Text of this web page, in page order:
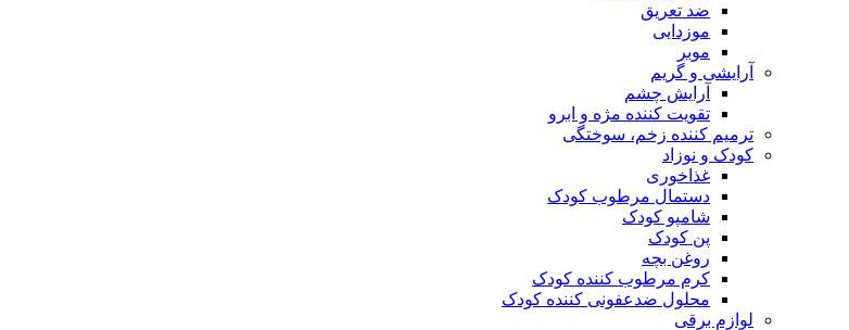
ضد تعریق
موزدایی
موبر
آرایشی و گریم
آرایش چشم
تقویت کننده مژه و ابرو
ترمیم کننده زخم، سوختگی
کودک و نوزاد
غذاخوری
دستمال مرطوب کودک
شامپو کودک
پن کودک
روغن بچه
کرم مرطوب کننده کودک
محلول ضدعفونی کننده کودک
لوازم برقی